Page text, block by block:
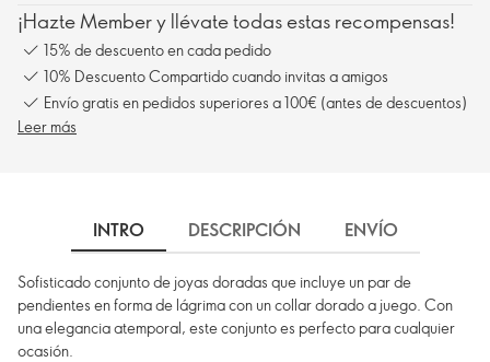
¡Hazte Member y llévate todas estas recompensas!
15% de descuento en cada pedido
10% Descuento Compartido cuando invitas a amigos
Envío gratis en pedidos superiores a 100€ (antes de descuentos)
Leer más
INTRO DESCRIPCIÓN ENVÍO
Sofisticado conjunto de joyas doradas que incluye un par de
pendientes en forma de lágrima con un collar dorado a juego. Con
una elegancia atemporal, este conjunto es perfecto para cualquier
ocasión.